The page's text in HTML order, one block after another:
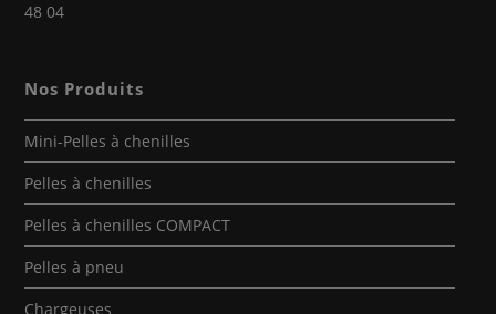
48 04
Nos Produits
Mini-Pelles à chenilles
Pelles à chenilles
Pelles à chenilles COMPACT
Pelles à pneu
Chargeuses